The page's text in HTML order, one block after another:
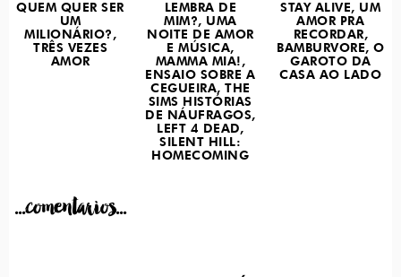
QUEM QUER SER
UM
MILIONÁRIO?,
TRÊS VEZES
AMOR
LEMBRA DE
MIM?, UMA
NOITE DE AMOR
E MÚSICA,
MAMMA MIA!,
ENSAIO SOBRE A
CEGUEIRA, THE
SIMS HISTÓRIAS
DE NÁUFRAGOS,
LEFT 4 DEAD,
SILENT HILL:
HOMECOMING
STAY ALIVE, UM
AMOR PRA
RECORDAR,
BAMBURVORE, O
GAROTO DA
CASA AO LADO
...comentarios...